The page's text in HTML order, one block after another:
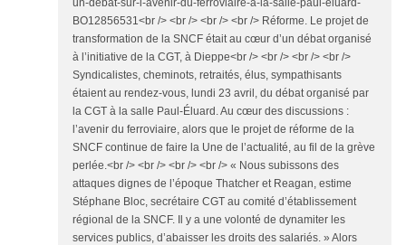
BO12856531<br /> <br /> <br /> <br /> Réforme. Le projet de
transformation de la SNCF était au cœur d’un débat organisé
à l’initiative de la CGT, à Dieppe<br /> <br /> <br /> <br />
Syndicalistes, cheminots, retraités, élus, sympathisants
étaient au rendez-vous, lundi 23 avril, du débat organisé par
la CGT à la salle Paul-Éluard. Au cœur des discussions :
l’avenir du ferroviaire, alors que le projet de réforme de la
SNCF continue de faire la Une de l’actualité, au fil de la grève
perlée.<br /> <br /> <br /> <br /> « Nous subissons des
attaques dignes de l’époque Thatcher et Reagan, estime
Stéphane Bloc, secrétaire CGT au comité d’établissement
régional de la SNCF. Il y a une volonté de dynamiter les
services publics, d’abaisser les droits des salariés. » Alors